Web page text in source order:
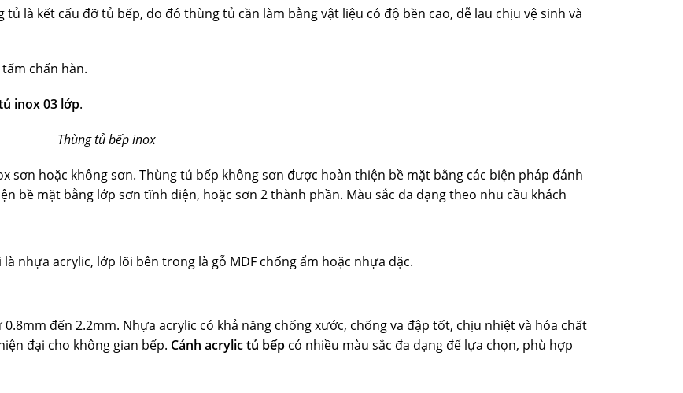
là kết cấu đỡ tủ bếp, do đó thùng tủ cần làm bằng vật liệu có độ bền cao, dễ lau chịu vệ sinh và
chấn hàn.
inox 03 lớp.
Thùng tủ bếp inox
sơn hoặc không sơn. Thùng tủ bếp không sơn được hoàn thiện bề mặt bằng các biện pháp đánh
bề mặt bằng lớp sơn tĩnh điện, hoặc sơn 2 thành phần. Màu sắc đa dạng theo nhu cầu khách
nhựa acrylic, lớp lõi bên trong là gỗ MDF chống ẩm hoặc nhựa đặc.
0.8mm đến 2.2mm. Nhựa acrylic có khả năng chống xước, chống va đập tốt, chịu nhiệt và hóa chất
đại cho không gian bếp. Cánh acrylic tủ bếp có nhiều màu sắc đa dạng để lựa chọn, phù hợp